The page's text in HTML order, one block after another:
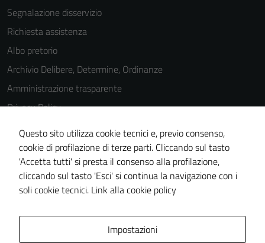
Segnalazione disservizio
Richiesta assistenza
Albo pretorio
Archivio Delibere, Determine, Ordinanze
Amministrazione trasparente
Privacy Policy
Cookie Policy
Note legali
Dichiarazione di accessibilità
Piano di miglioramento del sito
Questo sito utilizza cookie tecnici e, previo consenso,
cookie di profilazione di terze parti. Cliccando sul tasto
'Accetta tutti' si presta il consenso alla profilazione,
cliccando sul tasto 'Esci' si continua la navigazione con i
soli cookie tecnici. Link alla cookie policy
Impostazioni